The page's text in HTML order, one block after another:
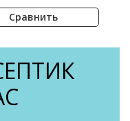
Сравнить